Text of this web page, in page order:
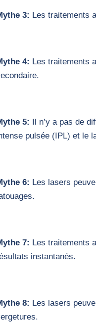
3: Les traitements
4: Les traitements
5: Il n’y a pas de
pulsée (IPL) et le
6: Les lasers
7: Les traitements
instantanés.
8: Les lasers